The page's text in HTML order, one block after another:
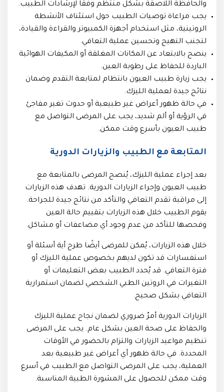
والحافظة اللاصقة بشكل منتظم وفقًا لإرشادات الطبيب.
يجب مراعاة توصيات الطبيب حول استئناف الأنشطة
الروتينية، مثل استخدام أجهزة الكمبيوتر والقراءة والقيادة،
لتجنب التهيج وتحسين عملية التعافي.
ينصح بالابتعاد عن المكانات المغلقة أو المكيفات الهوائية
الباردة للحفاظ على رطوبة العين.
يجب زيارة طبيب العيون بانتظام لمتابعة التقدم وضمان
نتائج جيدة لعملية الليزك.
في حالة ظهور أعراض غير طبيعية أو حدوث تغير مفاجئ
في الرؤية أو ألم شديد، يجب على المرضى التواصل مع
طبيب العيون بأسرع وقت ممكن.
المتابعة مع الطبيب والزيارات الدورية
بعد إجراء عملية الليزك، يُنصح المرضى بالمتابعة مع
طبيب العيون وإجراء الزيارات الدورية. تهدف هذه الزيارات
إلى مراقبة تقدم التعافي والتأكد من نتائج جيدة للجراحة.
يقوم الطبيب خلال هذه الزيارات بتقييم حالة العين
وفحصها للتأكد من عدم وجود أي مضاعفات أو مشاكل.
خلال هذه الزيارات، يُمكن للمرضى أيضًا طرح أية أسئلة أو
استفسارات قد تكون لديهم بخصوص عملية الليزك أو
فترة التعافي. قد يُحدد الطبيب بعض التعليمات أو
التغيرات في الروتين الطبي الشخصي لضمان استمرارية
التعافي بشكل صحيح.
الزيارات الدورية أمرٌ ضروري لضمان نجاح عملية الليزك
والحفاظ على صحة العين بشكل عام. يجب على المرضى
تنظيم مواعيد الزيارات والتزام بالحضور في الأوقات
المحددة. في حالة ظهور أي أعراض غير طبيعية بعد
العملية، يجب على المرضى التواصل مع الطبيب في أسرع
وقت ممكن للحصول على المشورة الطبية المناسبة.